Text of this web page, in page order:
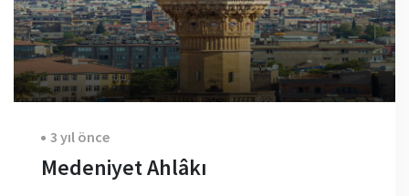
3 yıl önce
Medeniyet Ahlâkı